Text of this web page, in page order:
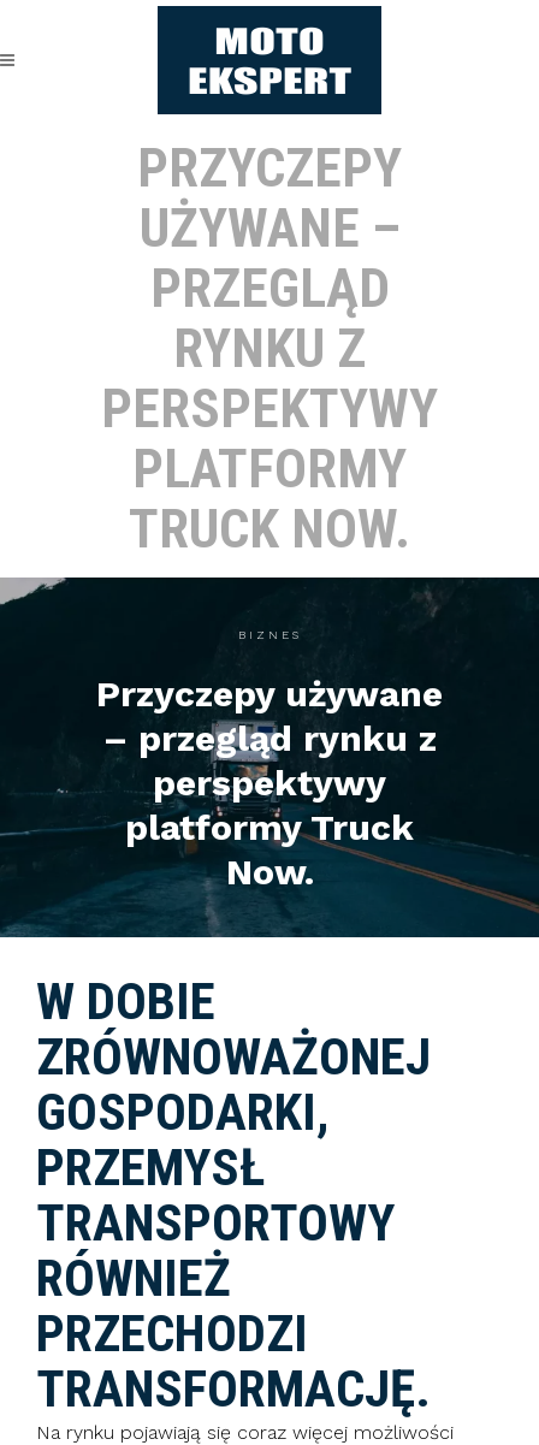
PRZYCZEPY
UŻYWANE –
PRZEGLĄD
RYNKU Z
PERSPEKTYWY
PLATFORMY
TRUCK NOW.
BIZNES
Przyczepy używane
– przegląd rynku z
perspektywy
platformy Truck
Now.
W DOBIE
ZRÓWNOWAŻONEJ
GOSPODARKI,
PRZEMYSŁ
TRANSPORTOWY
RÓWNIEŻ
PRZECHODZI
TRANSFORMACJĘ.
Na rynku pojawiają się coraz więcej możliwości